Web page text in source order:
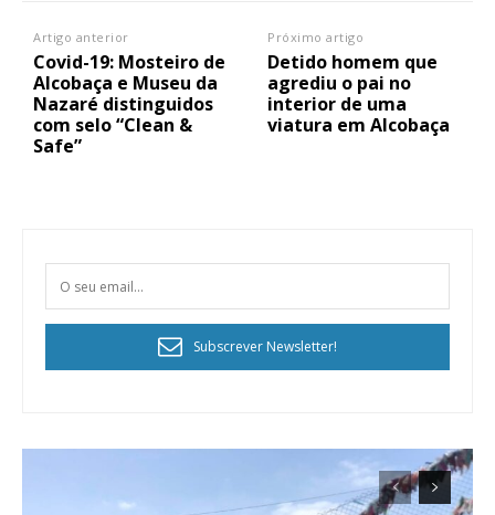
Artigo anterior
Covid-19: Mosteiro de
Alcobaça e Museu da
Nazaré distinguidos
com selo “Clean &
Safe”
Próximo artigo
Detido homem que
agrediu o pai no
interior de uma
viatura em Alcobaça
Subscrever Newsletter!